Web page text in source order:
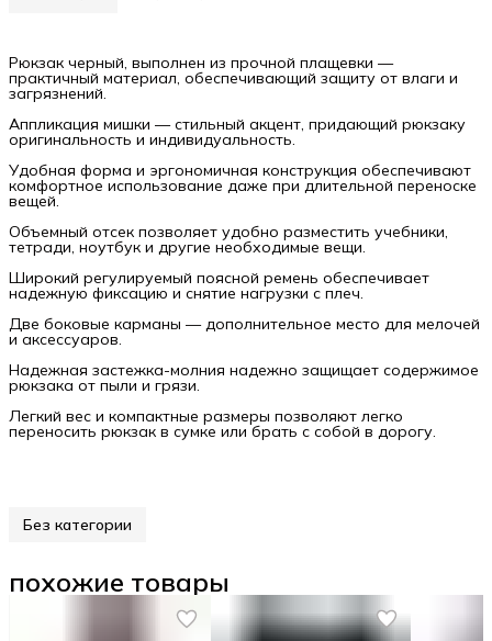
Рюкзак черный, выполнен из прочной плащевки —
практичный материал, обеспечивающий защиту от влаги и
загрязнений.
Аппликация мишки — стильный акцент, придающий рюкзаку
оригинальность и индивидуальность.
Удобная форма и эргономичная конструкция обеспечивают
комфортное использование даже при длительной переноске
вещей.
Объемный отсек позволяет удобно разместить учебники,
тетради, ноутбук и другие необходимые вещи.
Широкий регулируемый поясной ремень обеспечивает
надежную фиксацию и снятие нагрузки с плеч.
Две боковые карманы — дополнительное место для мелочей
и аксессуаров.
Надежная застежка-молния надежно защищает содержимое
рюкзака от пыли и грязи.
Легкий вес и компактные размеры позволяют легко
переносить рюкзак в сумке или брать с собой в дорогу.
Без категории
похожие товары